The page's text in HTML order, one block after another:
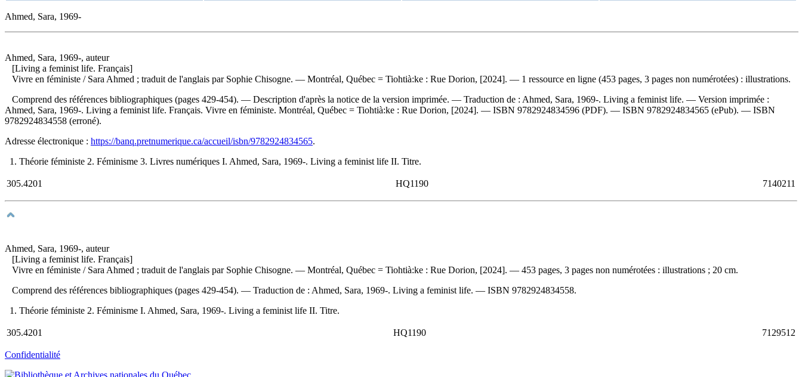
Ahmed, Sara, 1969-
Ahmed, Sara, 1969-, auteur
[Living a feminist life. Français]
Vivre en féministe / Sara Ahmed ; traduit de l'anglais par Sophie Chisogne. — Montréal, Québec = Tiohtià:ke : Rue Dorion, [2024]. — 1 ressource en ligne (453 pages, 3 pages non numérotées) : illustrations.
Comprend des références bibliographiques (pages 429-454). — Description d'après la notice de la version imprimée. — Traduction de : Ahmed, Sara, 1969-. Living a feminist life. — Version imprimée :
Ahmed, Sara, 1969-. Living a feminist life. Français. Vivre en féministe. Montréal, Québec = Tiohtià:ke : Rue Dorion, [2024]. — ISBN 9782924834596 (PDF). — ISBN 9782924834565 (ePub). — ISBN
9782924834558 (erroné).
Adresse électronique : https://banq.pretnumerique.ca/accueil/isbn/9782924834565.
1. Théorie féministe 2. Féminisme 3. Livres numériques I. Ahmed, Sara, 1969-. Living a feminist life II. Titre.
305.4201 HQ1190 7140211
Ahmed, Sara, 1969-, auteur
[Living a feminist life. Français]
Vivre en féministe / Sara Ahmed ; traduit de l'anglais par Sophie Chisogne. — Montréal, Québec = Tiohtià:ke : Rue Dorion, [2024]. — 453 pages, 3 pages non numérotées : illustrations ; 20 cm.
Comprend des références bibliographiques (pages 429-454). — Traduction de : Ahmed, Sara, 1969-. Living a feminist life. — ISBN 9782924834558.
1. Théorie féministe 2. Féminisme I. Ahmed, Sara, 1969-. Living a feminist life II. Titre.
305.4201 HQ1190 7129512
Confidentialité